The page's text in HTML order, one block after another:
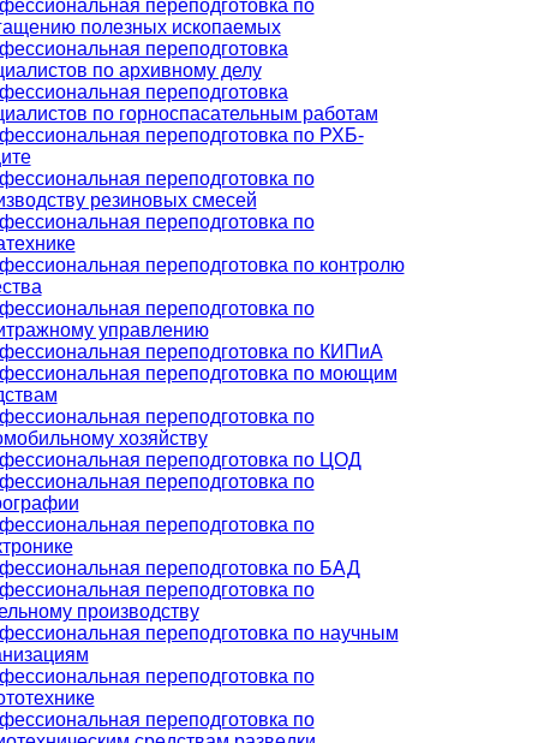
переподготовка по
полезных ископаемых
переподготовка
по архивному делу
переподготовка
по горноспасательным работам
переподготовка по РХБ-
переподготовка по
резиновых смесей
переподготовка по
переподготовка по контролю
переподготовка по
управлению
переподготовка по КИПиА
переподготовка по моющим
переподготовка по
хозяйству
переподготовка по ЦОД
переподготовка по
переподготовка по
переподготовка по БАД
переподготовка по
производству
переподготовка по научным
переподготовка по
переподготовка по